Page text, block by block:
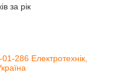
за рік
286 Електротехнік,